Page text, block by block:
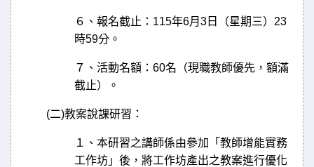
６、報名截止： 115年6月 3 日（星期三） 23
時59分。
７、活動名額： 60名（現職教師優先，額滿
截止）。
(二)教案說課研習：
１、本研習之講師係由參加「教師增能實務
工作坊」後，將工作坊產出之教案進行優化